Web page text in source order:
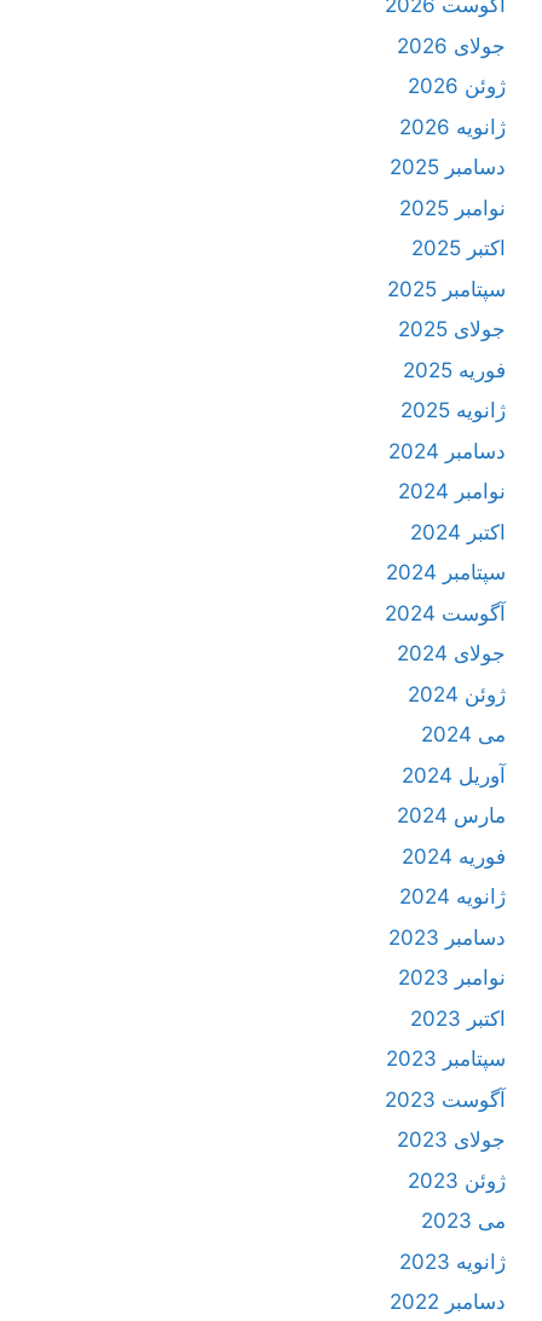
آگوست 2026
جولای 2026
ژوئن 2026
ژانویه 2026
دسامبر 2025
نوامبر 2025
اکتبر 2025
سپتامبر 2025
جولای 2025
فوریه 2025
ژانویه 2025
دسامبر 2024
نوامبر 2024
اکتبر 2024
سپتامبر 2024
آگوست 2024
جولای 2024
ژوئن 2024
می 2024
آوریل 2024
مارس 2024
فوریه 2024
ژانویه 2024
دسامبر 2023
نوامبر 2023
اکتبر 2023
سپتامبر 2023
آگوست 2023
جولای 2023
ژوئن 2023
می 2023
ژانویه 2023
دسامبر 2022